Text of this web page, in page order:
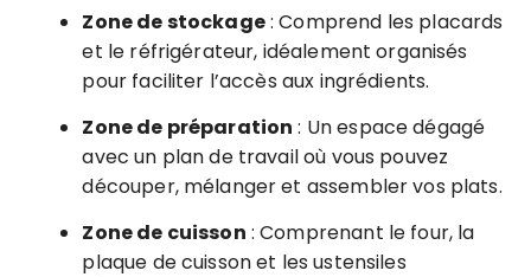
Zone de stockage: Comprend les placards
et le réfrigérateur, idéalement organisés
pour faciliter l’accès aux ingrédients.
Zone de préparation : Un espace dégagé
avec un plan de travail où vous pouvez
découper, mélanger et assembler vos plats.
Zone de cuisson : Comprenant le four, la
plaque de cuisson et les ustensiles